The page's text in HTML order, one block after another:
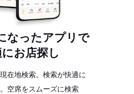
なったアプリで
お店探し
在地検索。検索が快適に
空席をスムーズに検索